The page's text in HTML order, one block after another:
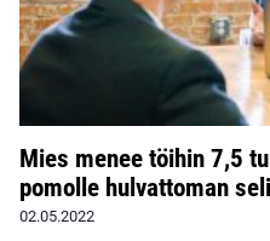
Mies menee töihin 7,5
pomolle hulvattoman
02.05.2022